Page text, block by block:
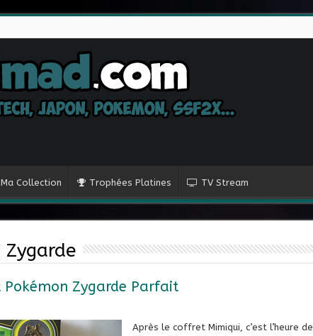
Ma Collection Trophées Platines TV Stream
Zygarde
Pokémon Zygarde Parfait
Après le coffret Mimiqui, c’est l’heure de